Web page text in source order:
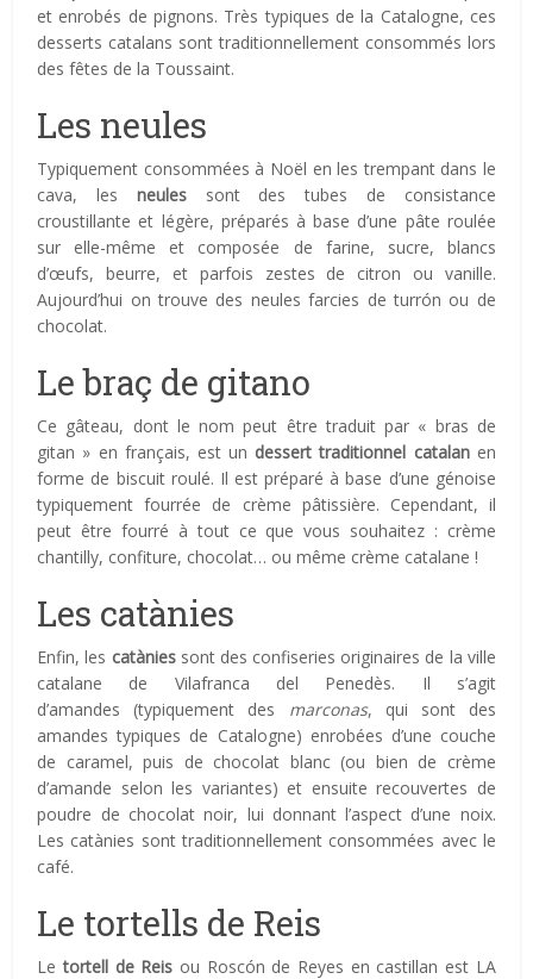
et enrobés de pignons. Très typiques de la Catalogne, ces
desserts catalans sont traditionnellement consommés lors
des fêtes de la Toussaint.
Les neules
Typiquement consommées à Noël en les trempant dans le
cava, les neulessont des tubes de consistance
croustillante et légère, préparés à base d’une pâte roulée
sur elle-même et composée de farine, sucre, blancs
d’œufs, beurre, et parfois zestes de citron ou vanille.
Aujourd’hui on trouve des neules farcies de turrón ou de
chocolat.
Le braç de gitano
Ce gâteau, dont le nom peut être traduit par « bras de
gitan » en français, est un dessert traditionnel catalanen
forme de biscuit roulé. Il est préparé à base d’une génoise
typiquement fourrée de crème pâtissière. Cependant, il
peut être fourré à tout ce que vous souhaitez : crème
chantilly, confiture, chocolat… ou même crème catalane !
Les catànies
Enfin, les catàniessont des confiseries originaires de la ville
catalane de Vilafranca del Penedès. Il s’agit
d’amandes (typiquement des marconas, qui sont des
amandes typiques de Catalogne) enrobées d’une couche
de caramel, puis de chocolat blanc (ou bien de crème
d’amande selon les variantes) et ensuite recouvertes de
poudre de chocolat noir, lui donnant l’aspect d’une noix.
Les catànies sont traditionnellement consommées avec le
café.
Le tortells de Reis
Letortell de Reis ou Roscón de Reyes en castillan est LA